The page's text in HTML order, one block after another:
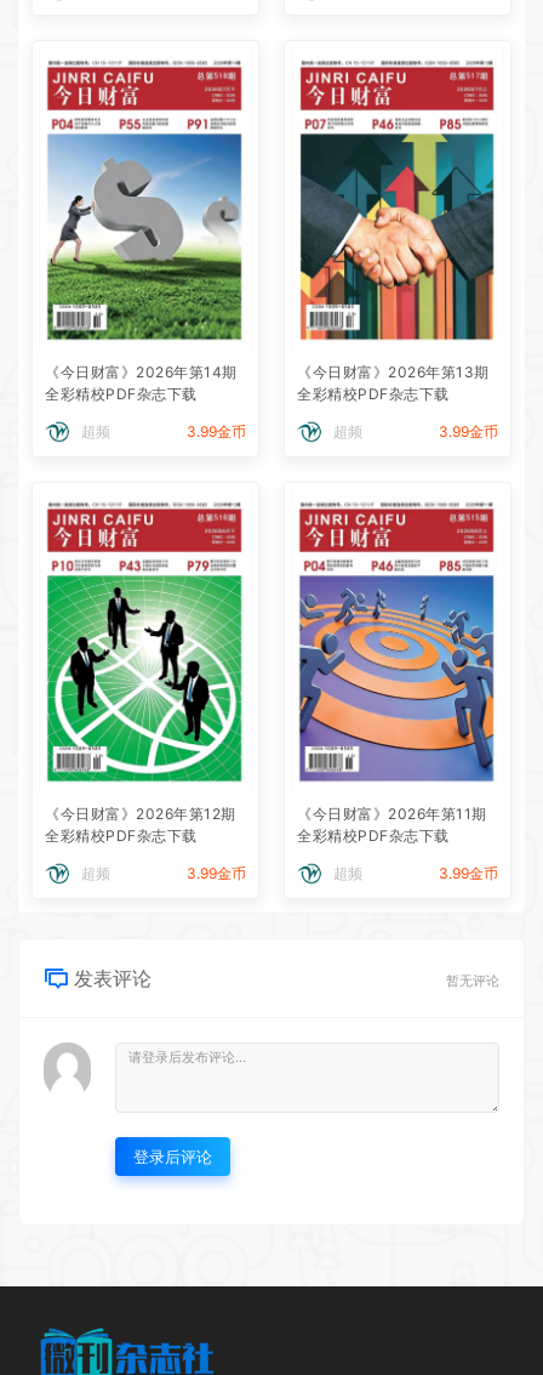
《今日财富》2026年第14期
全彩精校PDF杂志下载
超频 3.99金币
《今日财富》2026年第13期
全彩精校PDF杂志下载
超频 3.99金币
《今日财富》2026年第12期
全彩精校PDF杂志下载
超频 3.99金币
《今日财富》2026年第11期
全彩精校PDF杂志下载
超频 3.99金币
发表评论 暂无评论
登录后评论